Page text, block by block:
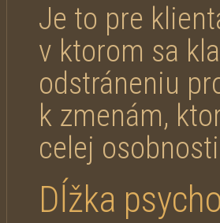
Je to pre
v ktorom sa
odstráneniu
k zmenám,
celej
Dĺžka